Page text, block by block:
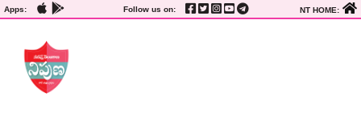
Apps: Follow us on: NT HOME: